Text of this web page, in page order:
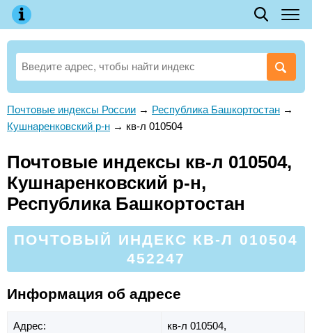
Почтовые индексы России → Республика Башкортостан →
Кушнаренковский р-н → кв-л 010504
Почтовые индексы кв-л 010504,
Кушнаренковский р-н,
Республика Башкортостан
ПОЧТОВЫЙ ИНДЕКС КВ-Л 010504
452247
Информация об адресе
Адрес:
кв-л 010504,